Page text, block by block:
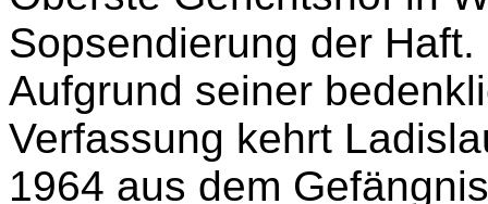
Sopsendierung der Haft.
Aufgrund seiner
Verfassung kehrt
1964 aus dem